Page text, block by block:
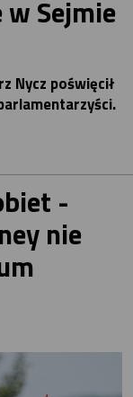
Sejmie
Nycz poświęcił
-
nie